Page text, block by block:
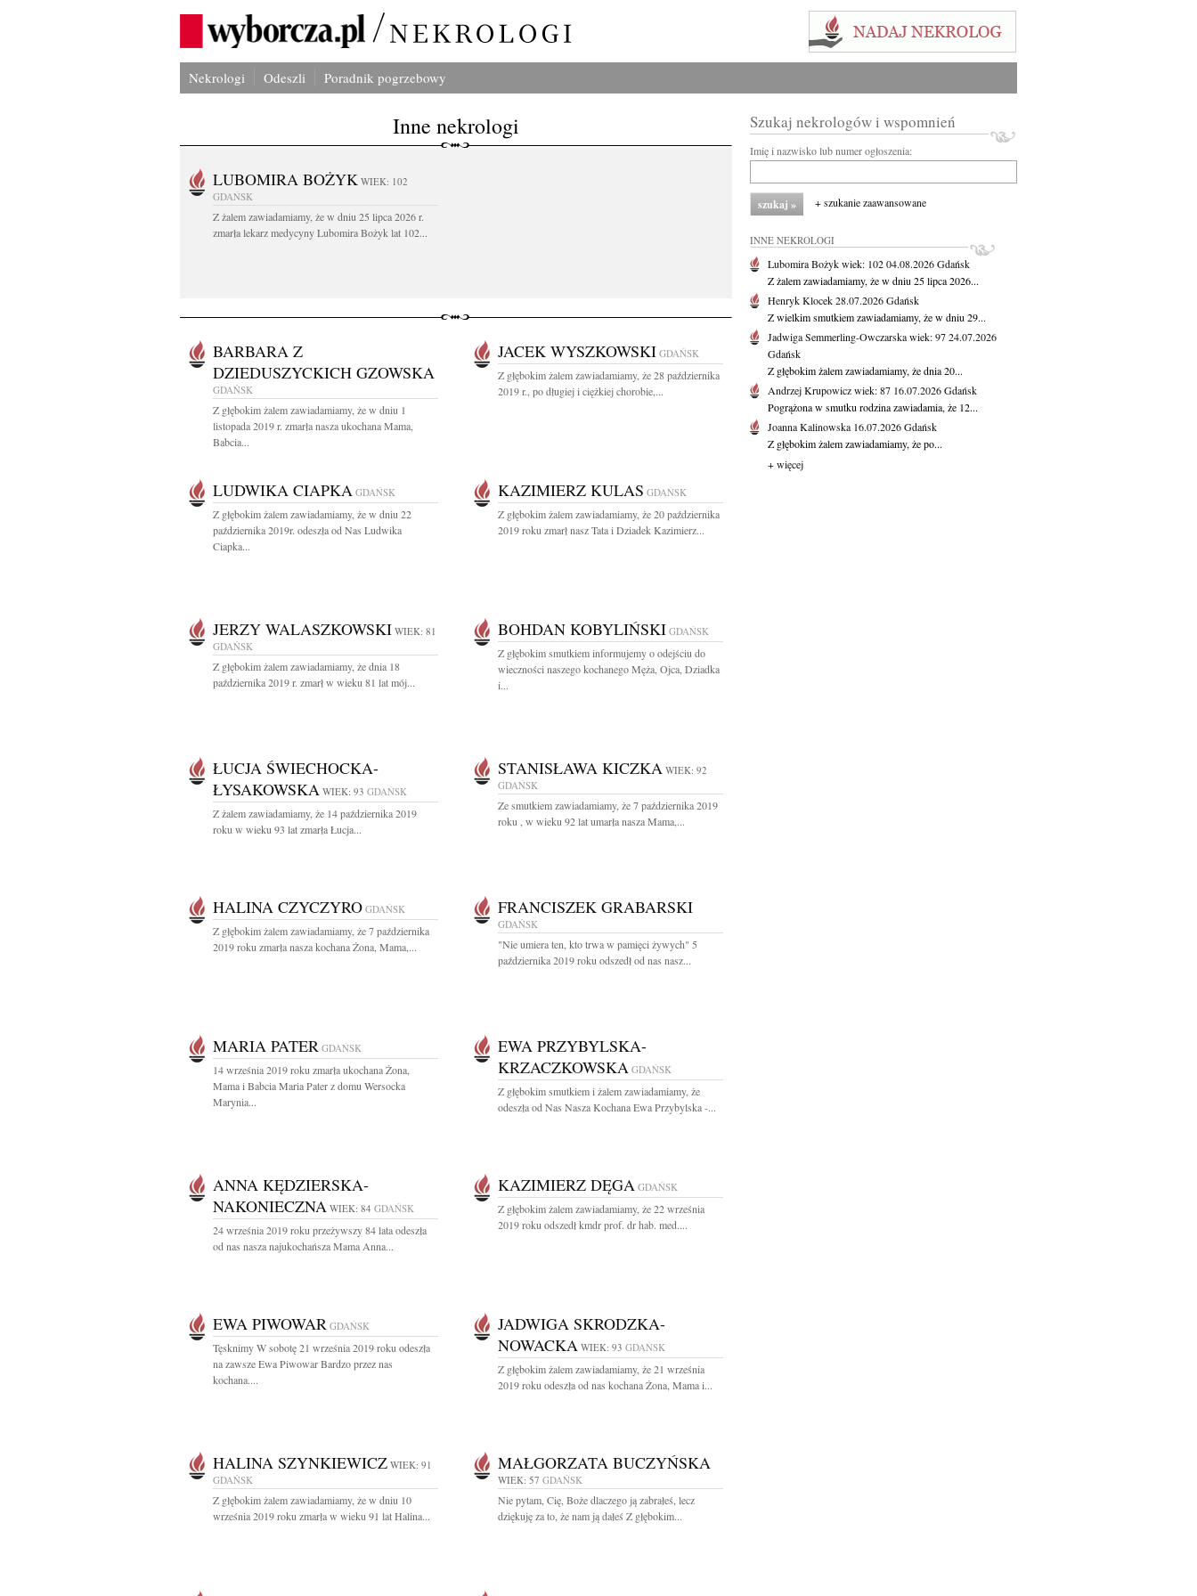
Nekrologi Odeszli Poradnik pogrzebowy
Inne nekrologi
LUBOMIRA BOŻYK WIEK: 102
GDAŃSK
Z żalem zawiadamiamy, że w dniu 25 lipca 2026 r.
zmarła lekarz medycyny Lubomira Bożyk lat 102...
BARBARA Z
DZIEDUSZYCKICH GZOWSKA
GDAŃSK
Z głębokim żalem zawiadamiamy, że w dniu 1
listopada 2019 r. zmarła nasza ukochana Mama,
Babcia...
JACEK WYSZKOWSKI GDAŃSK
Z głębokim żalem zawiadamiamy, że 28 października
2019 r., po długiej i ciężkiej chorobie,...
LUDWIKA CIAPKA GDAŃSK
Z głębokim żalem zawiadamiamy, że w dniu 22
października 2019r. odeszła od Nas Ludwika
Ciapka...
KAZIMIERZ KULAS GDAŃSK
Z głębokim żalem zawiadamiamy, że 20 października
2019 roku zmarł nasz Tata i Dziadek Kazimierz...
JERZY WALASZKOWSKI WIEK: 81
GDAŃSK
Z głębokim żalem zawiadamiamy, że dnia 18
października 2019 r. zmarł w wieku 81 lat mój...
BOHDAN KOBYLIŃSKI GDAŃSK
Z głębokim smutkiem informujemy o odejściu do
wieczności naszego kochanego Męża, Ojca, Dziadka
i...
ŁUCJA ŚWIECHOCKA-
ŁYSAKOWSKA WIEK: 93 GDAŃSK
Z żalem zawiadamiamy, że 14 października 2019
roku w wieku 93 lat zmarła Łucja...
STANISŁAWA KICZKA WIEK: 92
GDAŃSK
Ze smutkiem zawiadamiamy, że 7 października 2019
roku , w wieku 92 lat umarła nasza Mama,...
HALINA CZYCZYRO GDAŃSK
Z głębokim żalem zawiadamiamy, że 7 października
2019 roku zmarła nasza kochana Żona, Mama,...
FRANCISZEK GRABARSKI
GDAŃSK
"Nie umiera ten, kto trwa w pamięci żywych" 5
października 2019 roku odszedł od nas nasz...
MARIA PATER GDAŃSK
14 września 2019 roku zmarła ukochana Żona,
Mama i Babcia Maria Pater z domu Wersocka
Marynia...
EWA PRZYBYLSKA-
KRZACZKOWSKA GDAŃSK
Z głębokim smutkiem i żalem zawiadamiamy, że
odeszła od Nas Nasza Kochana Ewa Przybylska -...
ANNA KĘDZIERSKA-
NAKONIECZNA WIEK: 84 GDAŃSK
24 września 2019 roku przeżywszy 84 lata odeszła
od nas nasza najukochańsza Mama Anna...
KAZIMIERZ DĘGA GDAŃSK
Z głębokim żalem zawiadamiamy, że 22 września
2019 roku odszedł kmdr prof. dr hab. med....
EWA PIWOWAR GDAŃSK
Tęsknimy W sobotę 21 września 2019 roku odeszła
na zawsze Ewa Piwowar Bardzo przez nas
kochana....
JADWIGA SKRODZKA-
NOWACKA WIEK: 93 GDAŃSK
Z głębokim żalem zawiadamiamy, że 21 września
2019 roku odeszła od nas kochana Żona, Mama i...
HALINA SZYNKIEWICZ WIEK: 91
GDAŃSK
Z głębokim żalem zawiadamiamy, że w dniu 10
września 2019 roku zmarła w wieku 91 lat Halina...
MAŁGORZATA BUCZYŃSKA
WIEK: 57 GDAŃSK
Nie pytam, Cię, Boże dlaczego ją zabrałeś, lecz
dziękuję za to, że nam ją dałeś Z głębokim...
Szukaj nekrologów i wspomnień
Imię i nazwisko lub numer ogłoszenia:
+ szukanie zaawansowane
INNE NEKROLOGI
Lubomira Bożykwiek: 10204.08.2026Gdańsk
Z żalem zawiadamiamy, że w dniu 25 lipca 2026...
Henryk Klocek28.07.2026Gdańsk
Z wielkim smutkiem zawiadamiamy, że w dniu 29...
Jadwiga Semmerling-Owczarskawiek: 9724.07.2026
Gdańsk
Z głębokim żalem zawiadamiamy, że dnia 20...
Andrzej Krupowiczwiek: 87 16.07.2026Gdańsk
Pogrążona w smutku rodzina zawiadamia, że 12...
Joanna Kalinowska 16.07.2026Gdańsk
Z głębokim żalem zawiadamiamy, że po...
+ więcej